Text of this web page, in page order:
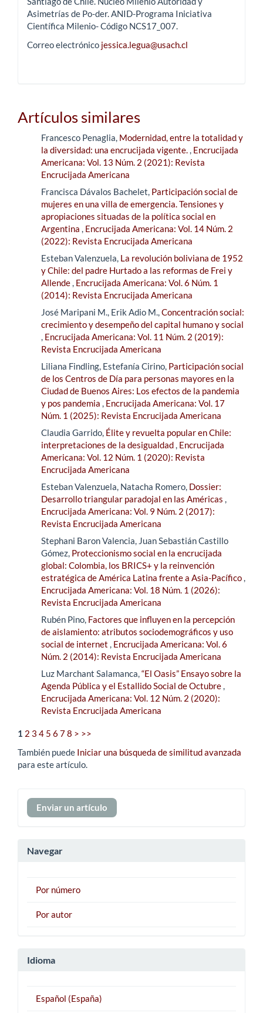
Asimetrías de Po-der. ANID-Programa Iniciativa
Científica Milenio- Código NCS17_007.
Correo electrónico jessica.legua@usach.cl
Artículos similares
Francesco Penaglia, Modernidad, entre la totalidad y
la diversidad: una encrucijada vigente., Encrucijada
Americana: Vol. 13 Núm. 2 (2021): Revista
Encrucijada Americana
Francisca Dávalos Bachelet, Participación social de
mujeres en una villa de emergencia. Tensiones y
apropiaciones situadas de la política social en
Argentina , Encrucijada Americana: Vol. 14 Núm. 2
(2022): Revista Encrucijada Americana
Esteban Valenzuela, La revolución boliviana de 1952
y Chile: del padre Hurtado a las reformas de Frei y
Allende, Encrucijada Americana: Vol. 6 Núm. 1
(2014): Revista Encrucijada Americana
José Maripani M., Erik Adio M.,Concentración social:
crecimiento y desempeño del capital humano y social
, Encrucijada Americana: Vol. 11 Núm. 2 (2019):
Revista Encrucijada Americana
Liliana Findling, Estefanía Cirino, Participación social
de los Centros de Día para personas mayores en la
Ciudad de Buenos Aires: Los efectos de la pandemia
y pos pandemia , Encrucijada Americana: Vol. 17
Núm. 1 (2025): Revista Encrucijada Americana
Claudia Garrido, Élite y revuelta popular en Chile:
interpretaciones de la desigualdad, Encrucijada
Americana: Vol. 12 Núm. 1 (2020): Revista
Encrucijada Americana
Esteban Valenzuela, Natacha Romero, Dossier:
Desarrollo triangular paradojal en las Américas ,
Encrucijada Americana: Vol. 9 Núm. 2 (2017):
Revista Encrucijada Americana
Stephani Baron Valencia, Juan Sebastián Castillo
Gómez, Proteccionismo social en la encrucijada
global: Colombia, los BRICS+ y la reinvención
estratégica de América Latina frente a Asia-Pacífico,
Encrucijada Americana: Vol. 18 Núm. 1 (2026):
Revista Encrucijada Americana
Rubén Pino, Factores que influyen en la percepción
de aislamiento: atributos sociodemográficos y uso
social de internet , Encrucijada Americana: Vol. 6
Núm. 2 (2014): Revista Encrucijada Americana
Luz Marchant Salamanca,“El Oasis” Ensayo sobre la
Agenda Pública y el Estallido Social de Octubre,
Encrucijada Americana: Vol. 12 Núm. 2 (2020):
Revista Encrucijada Americana
1 2 3 4 5 6 78 > >>
También puede Iniciar una búsqueda de similitud avanzada
para este artículo.
Enviar
un
Enviar un artículo
Navegar
Por número
Por autor
Idioma
Español (España)